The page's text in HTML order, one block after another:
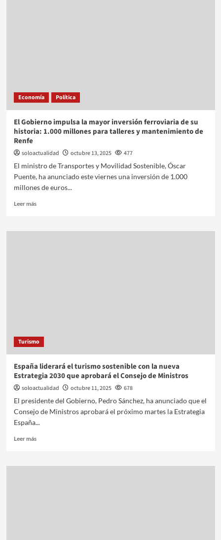
Economía Política
El Gobierno impulsa la mayor inversión ferroviaria de su
historia: 1.000 millones para talleres y mantenimiento de
Renfe
soloactualidad octubre 13, 2025
477
El ministro de Transportes y Movilidad Sostenible, Óscar
Puente, ha anunciado este viernes una inversión de 1.000
millones de euros...
Leer más
Turismo
España liderará el turismo sostenible con la nueva
Estrategia 2030 que aprobará el Consejo de Ministros
soloactualidad octubre 11, 2025
678
El presidente del Gobierno, Pedro Sánchez, ha anunciado que el
Consejo de Ministros aprobará el próximo martes la Estrategia
España...
Leer más